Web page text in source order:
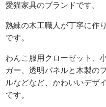
愛猫家具のブランドです。
熟練の木工職人が丁寧に作
です。
わんこ服用クローゼット、
ガー、透明パネルと木製の
ルなどなど、かわいいデザ
です。